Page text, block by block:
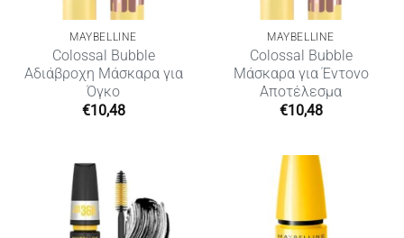
MAYBELLINE
Colossal Bubble
Αδιάβροχη Μάσκαρα για
Όγκο
€10,48
MAYBELLINE
Colossal Bubble
Μάσκαρα για Έντονο
Αποτέλεσμα
€10,48